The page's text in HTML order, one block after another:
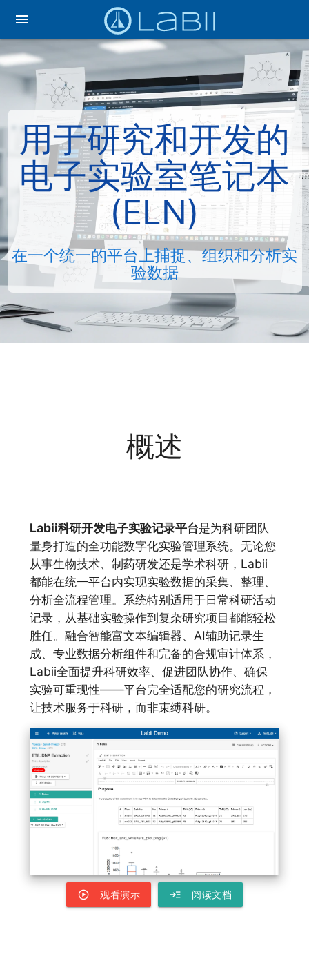
menu
用于研究和开发的
电子实验室笔记本
(ELN)
在一个统一的平台上捕捉、组织和分析实
验数据
概述
Labii科研开发电子实验记录平台是为科研团队
量身打造的全功能数字化实验管理系统。无论您
从事生物技术、制药研发还是学术科研，Labii
都能在统一平台内实现实验数据的采集、整理、
分析全流程管理。系统特别适用于日常科研活动
记录，从基础实验操作到复杂研究项目都能轻松
胜任。融合智能富文本编辑器、AI辅助记录生
成、专业数据分析组件和完备的合规审计体系，
Labii全面提升科研效率、促进团队协作、确保
实验可重现性——平台完全适配您的研究流程，
让技术服务于科研，而非束缚科研。
play_circle 观看演示 read_more 阅读文档